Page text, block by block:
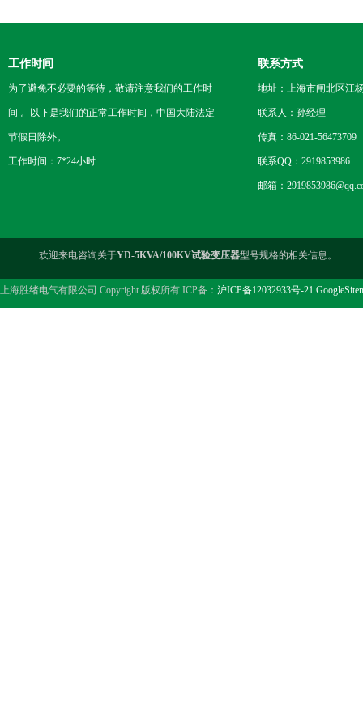
工作时间
为了避免不必要的等待，敬请注意我们的工作时
间 。以下是我们的正常工作时间，中国大陆法定
节假日除外。
工作时间：7*24小时
联系方式
地址：上海市闸北区江
联系人：孙经理
传真：86-021-56473709
联系QQ：2919853986
邮箱：
欢迎来电咨询关于YD-5KVA/100KV试验变压器型号规格的相关信息。
上海胜绪电气有限公司 Copyright 版权所有 ICP备： 沪ICP备12032933号-21